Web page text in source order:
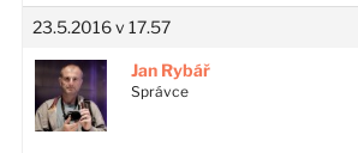
23.5.2016 v 17.57
Jan Rybář
Správce